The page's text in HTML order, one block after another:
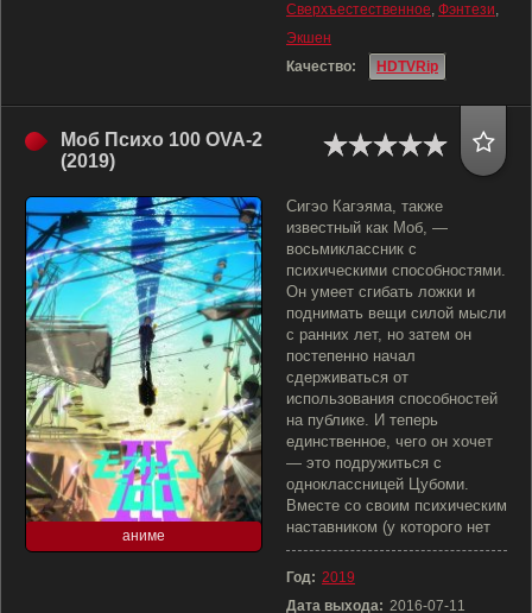
Сверхъестественное, Фэнтези,
Экшен
Качество:
HDTVRip
Моб Психо 100 OVA-2
(2019)
аниме
Сигэо Кагэяма, также
известный как Моб, —
восьмиклассник с
психическими способностями.
Он умеет сгибать ложки и
поднимать вещи силой мысли
с ранних лет, но затем он
постепенно начал
сдерживаться от
использования способностей
на публике. И теперь
единственное, чего он хочет
— это подружиться с
одноклассницей Цубоми.
Вместе со своим психическим
наставником (у которого нет
Год: 2019
Дата выхода: 2016-07-11